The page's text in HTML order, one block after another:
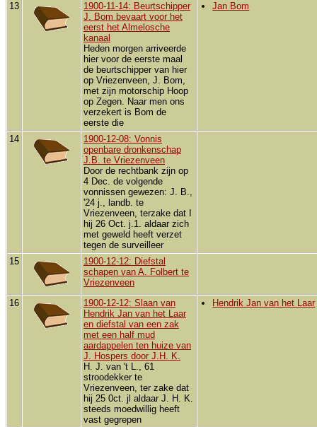
13
1900-11-14: Beurtschipper
J. Bom bevaart voor het
eerst het Almelosche
kanaal
Heden morgen arriveerde
hier voor de eerste maal
de beurtschipper van hier
op Vriezenveen, J. Bom,
met zijn motorschip Hoop
op Zegen. Naar men ons
verzekert is Bom de
eerste die
Jan Bom
14
1900-12-08: Vonnis
openbare dronkenschap
J.B. te Vriezenveen
Door de rechtbank zijn op
4 Dec. de volgende
vonnissen gewezen: J. B.,
'24 j., landb. te
Vriezenveen, terzake dat I
hij 26 Oct. j.1. aldaar zich
met geweld heeft verzet
tegen de surveilleer
15
1900-12-12: Diefstal
schapen van A. Folbert te
Vriezenveen
16
1900-12-12: Slaan van
Hendrik Jan van het Laar
en diefstal van een zak
met een half mud
aardappelen ten huize van
J. Hospers door J.H. K.
H. J. van 't L., 61
stroodekker te
Vriezenveen, ter zake dat
hij 25 0ct. jl aldaar J. H. K.
steeds moedwillig heeft
vast gegrepen
Hendrik Jan van het Laar